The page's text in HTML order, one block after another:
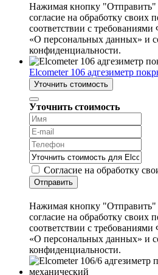
Нажимая кнопку "Отправить"
согласие на обработку своих
соответствии с
«О персональных данных» и
конфиденциальности.
Elcometer 106 адгезиметр
Уточнить стоимость
Уточнить стоимость
Согласие на обработку
Отправить
Нажимая кнопку "Отправить"
согласие на обработку своих
соответствии с
«О персональных данных» и
конфиденциальности.